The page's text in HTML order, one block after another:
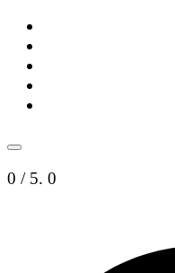
0 / 5. 0